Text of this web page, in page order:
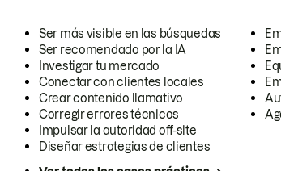
Ser más visible en las búsquedas
Ser recomendado por la IA
Investigar tu mercado
Conectar con clientes locales
Crear contenido llamativo
Corregir errores técnicos
Impulsar la autoridad off-site
Diseñar estrategias de clientes